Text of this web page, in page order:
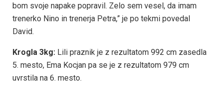
bom svoje napake popravil. Zelo sem vesel, da imam
trenerko Nino in trenerja Petra,” je po tekmi povedal
David.
Krogla 3kg: Lili praznik je z rezultatom 992 cm zasedla
5. mesto, Ema Kocjan pa se je z rezultatom 979 cm
uvrstila na 6. mesto.